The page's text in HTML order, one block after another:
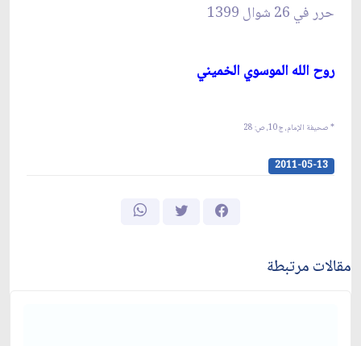
حرر في 26 شوال 1399
روح الله الموسوي الخميني‏
* صحيفة الإمام، ج‏10، ص: 28
2011-05-13
مقالات مرتبطة